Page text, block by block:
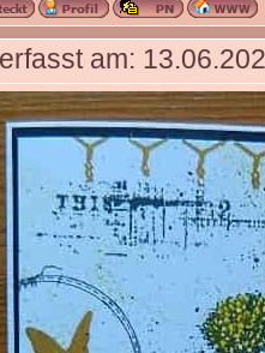
am: